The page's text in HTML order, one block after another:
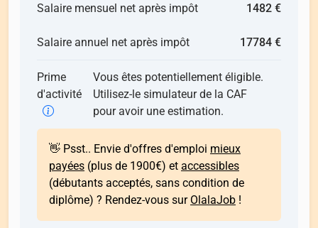
Salaire mensuel net après impôt 1482 €
Salaire annuel net après impôt 17784 €
Prime
d'activité
Vous êtes potentiellement éligible.
Utilisez-le simulateur de la CAF
pour avoir une estimation.
👋 Psst.. Envie d'offres d'emploi mieux
payées (plus de 1900€) et accessibles
(débutants acceptés, sans condition de
diplôme) ? Rendez-vous sur OlalaJob !